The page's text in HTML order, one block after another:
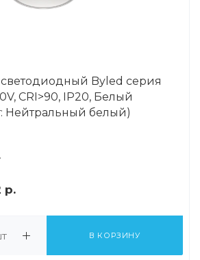
Byled серия
CRI>90, IP20, Белый
Нейтральный белый)
р.
В КОРЗИНУ